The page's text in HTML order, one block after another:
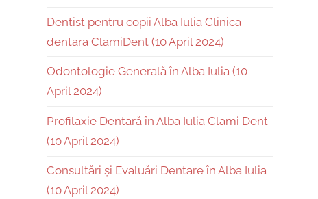
Dentist pentru copii Alba Iulia Clinica
dentara ClamiDent (10 April 2024)
Odontologie Generală în Alba Iulia (10
April 2024)
Profilaxie Dentară în Alba Iulia Clami Dent
(10 April 2024)
Consultări și Evaluări Dentare în Alba Iulia
(10 April 2024)